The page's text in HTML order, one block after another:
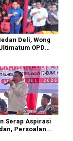
Deli, Wong
OPD
Serap Aspirasi
Persoalan